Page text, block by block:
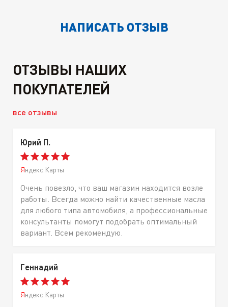
НАПИСАТЬ ОТЗЫВ
ОТЗЫВЫ НАШИХ
ПОКУПАТЕЛЕЙ
все отзывы
Юрий П.
Яндекс.Карты
Очень повезло, что ваш магазин находится возле
работы. Всегда можно найти качественные масла
для любого типа автомобиля, а профессиональные
консультанты помогут подобрать оптимальный
вариант. Всем рекомендую.
Геннадий
Яндекс.Карты